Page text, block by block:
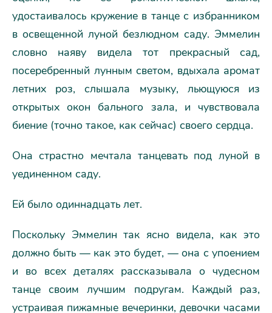
удостаивалось кружение в танце с избранником
в освещенной луной безлюдном саду. Эммелин
словно наяву видела тот прекрасный сад,
посеребренный лунным светом, вдыхала аромат
летних роз, слышала музыку, льющуюся из
открытых окон бального зала, и чувствовала
биение (точно такое, как сейчас) своего сердца.
Она страстно мечтала танцевать под луной в
уединенном саду.
Ей было одиннадцать лет.
Поскольку Эммелин так ясно видела, как это
должно быть — как это будет, — она с упоением
и во всех деталях рассказывала о чудесном
танце своим лучшим подругам. Каждый раз,
устраивая пижамные вечеринки, девочки часами